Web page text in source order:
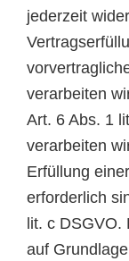
jederzeit
verarbeiten
Art. 6 Abs. 1
verarbeiten
Erfüllung
erforderlich
lit. c
auf